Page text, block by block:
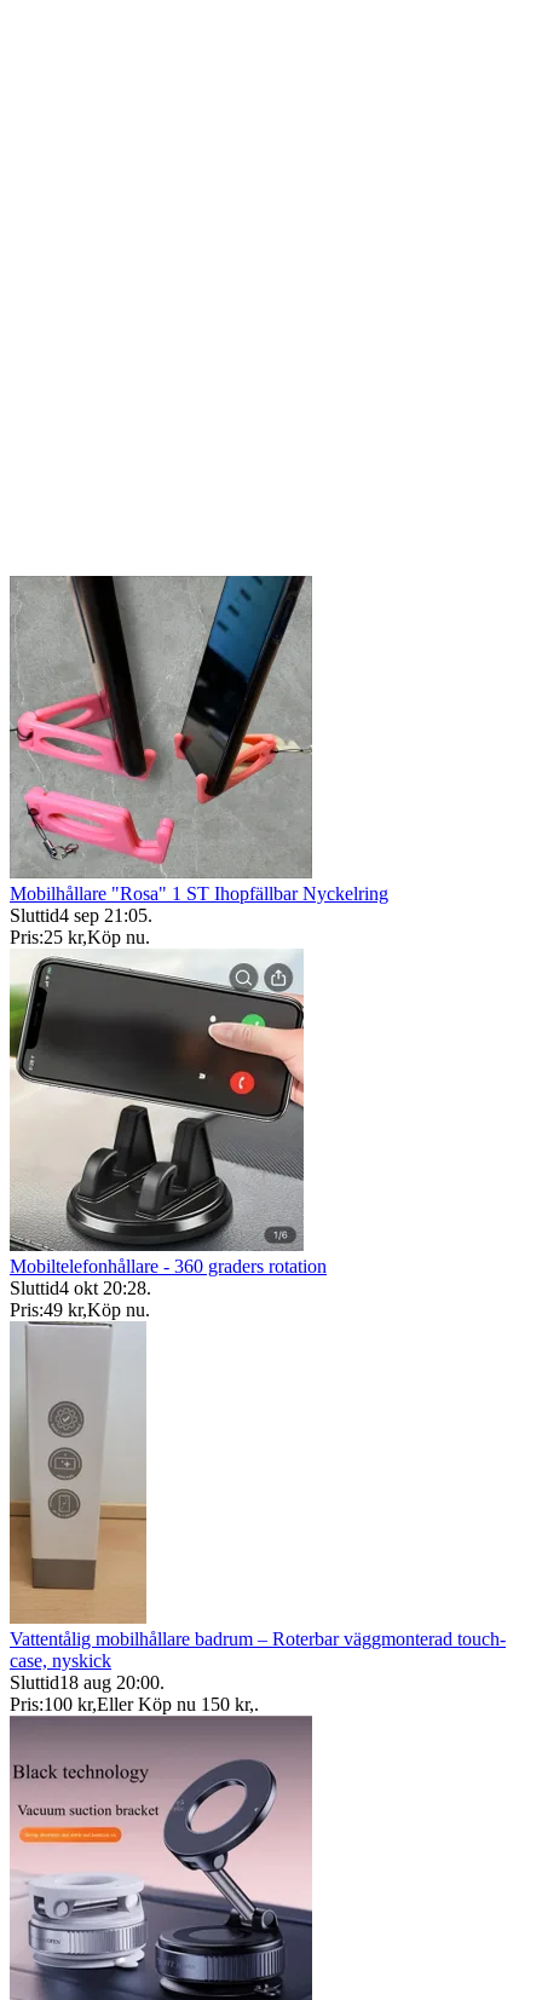
Mobilhållare "Rosa" 1 ST Ihopfällbar Nyckelring
Sluttid4 sep 21:05.
Pris:25 kr,Köp nu.
Mobiltelefonhållare - 360 graders rotation
Sluttid4 okt 20:28.
Pris:49 kr,Köp nu.
Vattentålig mobilhållare badrum – Roterbar väggmonterad touch-
case, nyskick
Sluttid18 aug 20:00.
Pris:100 kr,Eller Köp nu 150 kr,.